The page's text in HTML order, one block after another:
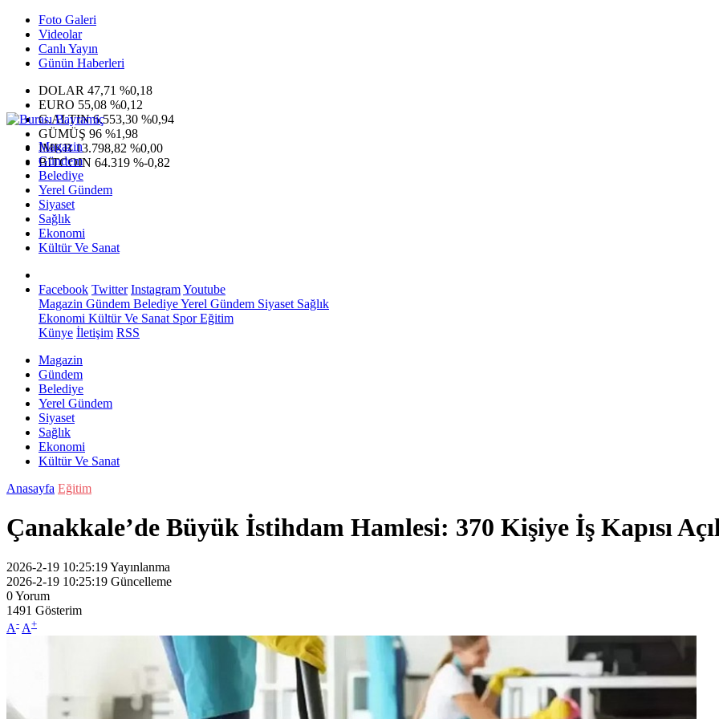
Foto Galeri
Videolar
Canlı Yayın
Günün Haberleri
DOLAR 47,71 %0,18
EURO 55,08 %0,12
G.ALTIN6.553,30 %0,94
GÜMÜŞ 96 %1,98
IMKB13.798,82 %0,00
BITCOIN 64.319 %-0,82
Magazin
Gündem
Belediye
Yerel Gündem
Siyaset
Sağlık
Ekonomi
Kültür Ve Sanat
Facebook Twitter InstagramYoutube
Magazin Gündem BelediyeYerel Gündem Siyaset Sağlık
Ekonomi Kültür Ve Sanat SporEğitim
Künye İletişim RSS
Magazin
Gündem
Belediye
Yerel Gündem
Siyaset
Sağlık
Ekonomi
Kültür Ve Sanat
Anasayfa Eğitim
Çanakkale’de Büyük İstihdam Hamlesi: 370 Kişiye İş Kapısı
2026-2-19 10:25:19Yayınlanma
2026-2-19 10:25:19 Güncelleme
0Yorum
1491 Gösterim
A- A+